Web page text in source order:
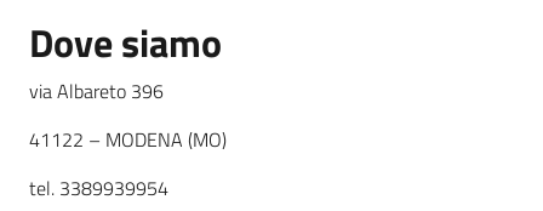
Agricoltura,
pesca
Dove siamo
via Albareto 396
41122 – MODENA (MO)
tel. 3389939954